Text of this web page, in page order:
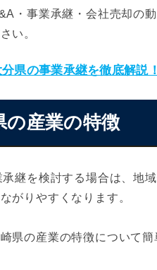
・事業承継・会社売却の
い。
分県の事業承継を徹底解
の産業の特徴
承継を検討する場合は、地
がりやすくなります。
県の産業の特徴について簡